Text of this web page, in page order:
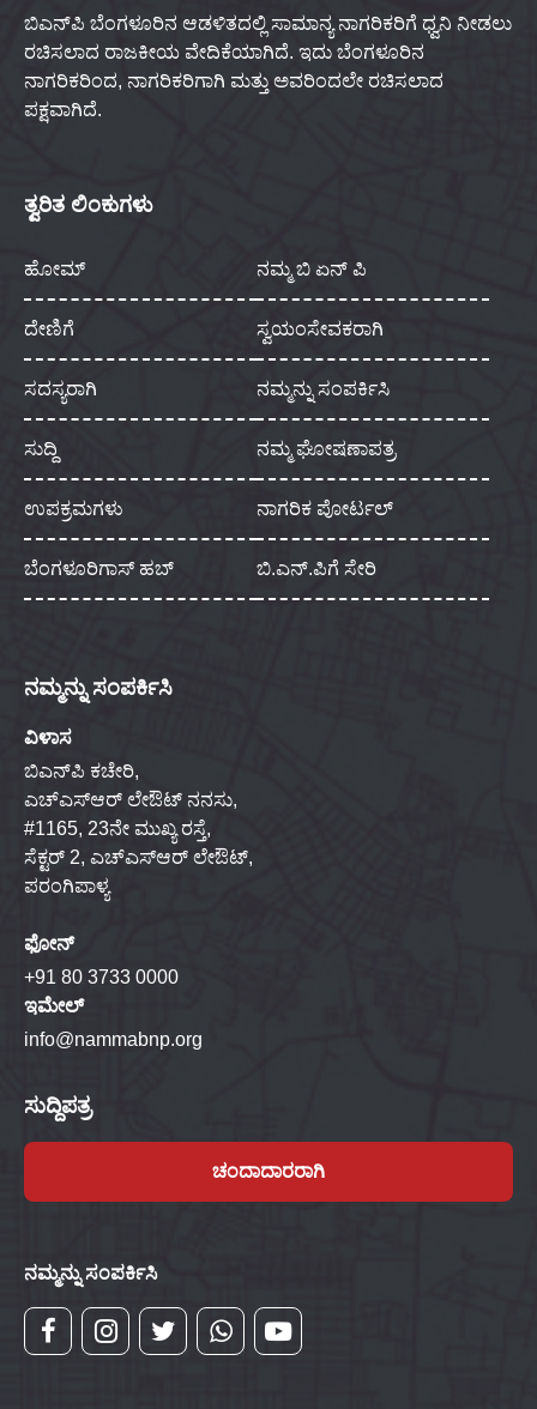
ಬಿಎನ್‌ಪಿ ಬೆಂಗಳೂರಿನ ಆಡಳಿತದಲ್ಲಿ ಸಾಮಾನ್ಯ ನಾಗರಿಕರಿಗೆ ಧ್ವನಿ ನೀಡಲು
ರಚಿಸಲಾದ ರಾಜಕೀಯ ವೇದಿಕೆಯಾಗಿದೆ. ಇದು ಬೆಂಗಳೂರಿನ
ನಾಗರಿಕರಿಂದ, ನಾಗರಿಕರಿಗಾಗಿ ಮತ್ತು ಅವರಿಂದಲೇ ರಚಿಸಲಾದ
ಪಕ್ಷವಾಗಿದೆ.
ತ್ವರಿತ ಲಿಂಕುಗಳು
ಹೋಮ್ ನಮ್ಮ ಬಿ ಏನ್ ಪಿ
ದೇಣಿಗೆ ಸ್ವಯಂಸೇವಕರಾಗಿ
ಸದಸ್ಯರಾಗಿ ನಮ್ಮನ್ನು ಸಂಪರ್ಕಿಸಿ
ಸುದ್ದಿ ನಮ್ಮ ಘೋಷಣಾಪತ್ರ
ಉಪಕ್ರಮಗಳು ನಾಗರಿಕ ಪೋರ್ಟಲ್
ಬೆಂಗಳೂರಿಗಾಸ್ ಹಬ್ ಬಿ.ಎನ್.ಪಿಗೆ ಸೇರಿ
ನಮ್ಮನ್ನು ಸಂಪರ್ಕಿಸಿ
ವಿಳಾಸ
ಬಿಎನ್‌ಪಿ ಕಚೇರಿ,
ಎಚ್‌ಎಸ್‌ಆರ್ ಲೇಔಟ್ ನನಸು,
#1165, 23ನೇ ಮುಖ್ಯ ರಸ್ತೆ,
ಸೆಕ್ಟರ್ 2, ಎಚ್‌ಎಸ್‌ಆರ್ ಲೇಔಟ್,
ಪರಂಗಿಪಾಳ್ಯ
ಫೋನ್
+91 80 3733 0000
ಇಮೇಲ್
info@nammabnp.org
ಸುದ್ದಿಪತ್ರ
ಚಂದಾದಾರರಾಗಿ
ನಮ್ಮನ್ನು ಸಂಪರ್ಕಿಸಿ